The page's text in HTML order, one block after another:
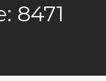
8471